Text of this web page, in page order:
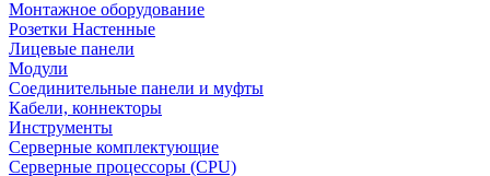
Монтажное оборудование
Розетки Настенные
Лицевые панели
Модули
Соединительные панели и муфты
Кабели, коннекторы
Инструменты
Серверные комплектующие
Серверные процессоры (CPU)